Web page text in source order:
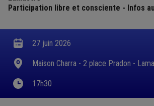
Participation libre et consciente - Infos au
27 juin 2026
Maison Charra - 2 place Pradon -
17h30